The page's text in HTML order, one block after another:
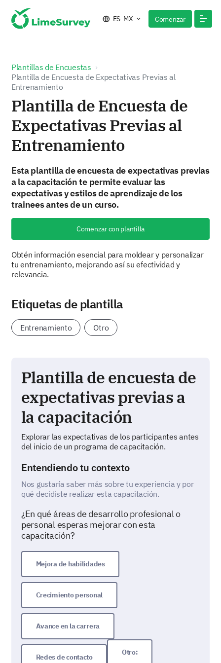
ES-MX Comenzar
Plantillas de Encuestas
Plantilla de Encuesta de Expectativas Previas al
Entrenamiento
Plantilla de Encuesta de
Expectativas Previas al
Entrenamiento
Esta plantilla de encuesta de expectativas previas
a la capacitación te permite evaluar las
expectativas y estilos de aprendizaje de los
trainees antes de un curso.
Comenzar con plantilla
Obtén información esencial para moldear y personalizar
tu entrenamiento, mejorando así su efectividad y
relevancia.
Etiquetas de plantilla
Entrenamiento Otro
Plantilla de encuesta de
expectativas previas a
la capacitación
Explorar las expectativas de los participantes antes
del inicio de un programa de capacitación.
Entendiendo tu contexto
Nos gustaría saber más sobre tu experiencia y por
qué decidiste realizar esta capacitación.
¿En qué áreas de desarrollo profesional o
personal esperas mejorar con esta
capacitación?
Mejora de habilidades
Crecimiento personal
Avance en la carrera
Redes de contacto
Otro: